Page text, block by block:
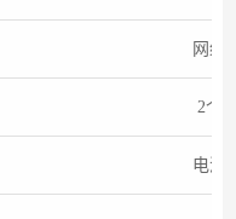
网络
2个
电源